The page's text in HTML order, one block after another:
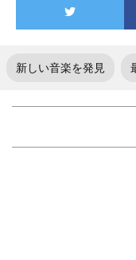
新しい音楽を発見